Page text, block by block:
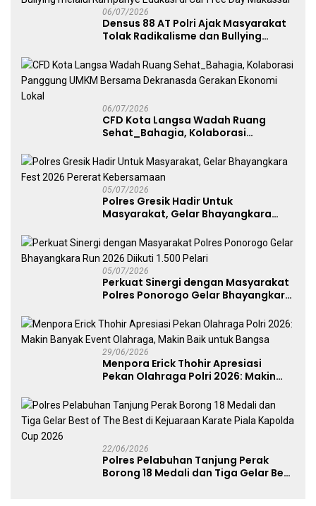
06/07/2026
Densus 88 AT Polri Ajak Masyarakat
Tolak Radikalisme dan Bullying
Free Day Makassar
06/07/2026
CFD Kota Langsa Wadah Ruang
Sehat_Bahagia, Kolaborasi
Dekranasda Gerakan Ekonomi Lokal
05/07/2026
Polres Gresik Hadir Untuk
Masyarakat, Gelar Bhayangkara
05/07/2026
Perkuat Sinergi dengan Masyarakat
Polres Ponorogo Gelar Bhayangkara
29/06/2026
Menpora Erick Thohir Apresiasi
Pekan Olahraga Polri 2026: Makin
untuk Bangsa
22/06/2026
Polres Pelabuhan Tanjung Perak
Borong 18 Medali dan Tiga Gelar Best